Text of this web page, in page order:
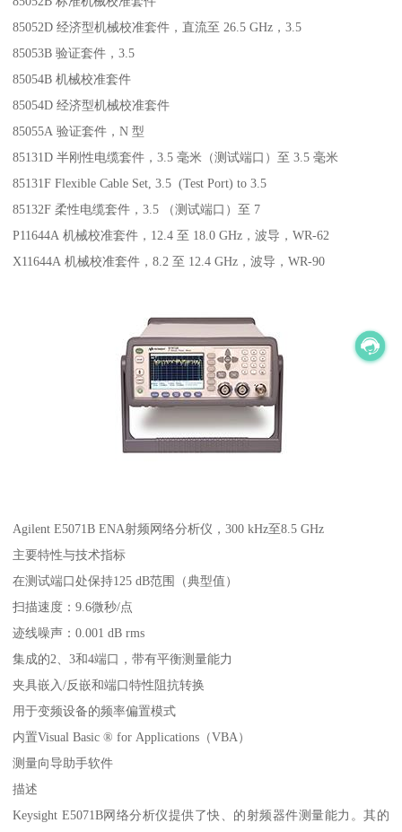
85052D 经济型机械校准套件，直流至 26.5 GHz，3.5
85053B 验证套件，3.5
85054B 机械校准套件
85054D 经济型机械校准套件
85055A 验证套件，N 型
85131D 半刚性电缆套件，3.5 毫米（测试端口）至 3.5 毫米
85131F Flexible Cable Set, 3.5 (Test Port) to 3.5
85132F 柔性电缆套件，3.5 （测试端口）至 7
P11644A 机械校准套件，12.4 至 18.0 GHz，波导，WR-62
X11644A 机械校准套件，8.2 至 12.4 GHz，波导，WR-90
Agilent E5071B ENA射频网络分析仪，300 kHz至8.5 GHz
主要特性与技术指标
在测试端口处保持125 dB范围（典型值）
扫描速度：9.6微秒/点
迹线噪声：0.001 dB rms
集成的2、3和4端口，带有平衡测量能力
夹具嵌入/反嵌和端口特性阻抗转换
用于变频设备的频率偏置模式
内置Visual Basic ® for Applications（VBA）
测量向导助手软件
描述
Keysight E5071B网络分析仪提供了快、的射频器件测量能力。其的